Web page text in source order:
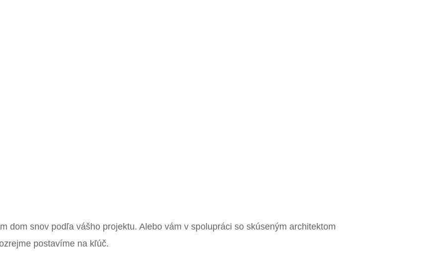
dom snov podľa vášho projektu. Alebo vám v spolupráci so skúseným architektom
postavíme na kľúč.